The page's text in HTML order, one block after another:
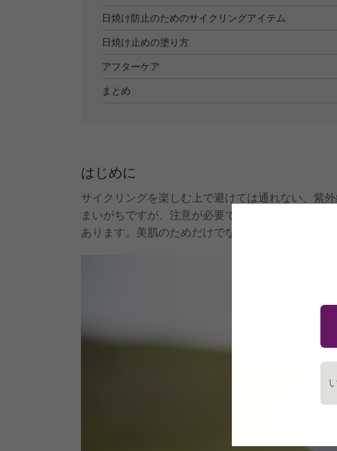
日焼け防止のためのサイクリングアイテム
日焼け止めの塗り方
アフターケア
まとめ
はじめに
サイクリングを楽しむ上で避けては通れない、紫
まいがちですが、注意が必要です。また、強い日
あります。美肌のためだけでなく、健康を保つた